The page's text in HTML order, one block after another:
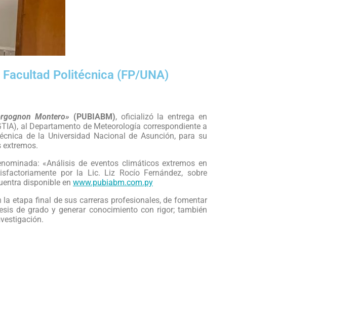
Politécnica (FP/UNA)
Montero» (PUBIABM), oficializó la entrega en
al Departamento de Meteorología correspondiente a
de la Universidad Nacional de Asunción, para su
«Análisis de eventos climáticos extremos en
por la Lic. Liz Rocío Fernández, sobre
disponible en www.pubiabm.com.py
etapa final de sus carreras profesionales, de fomentar
de grado y generar conocimiento con rigor; también